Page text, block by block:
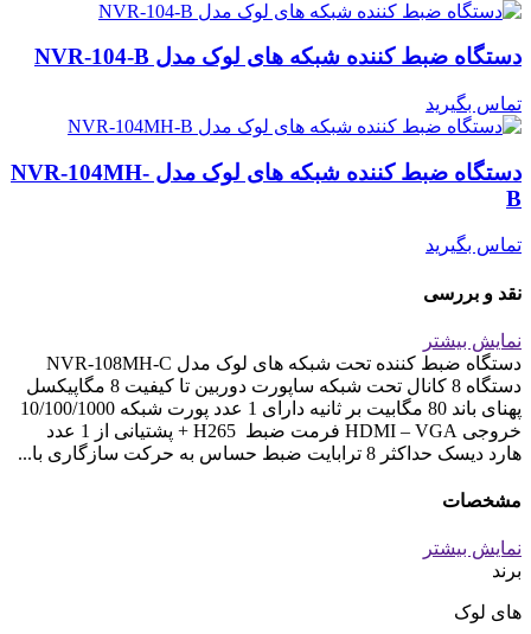
دستگاه ضبط کننده شبکه های لوک مدل NVR-104-B
تماس بگیرید
دستگاه ضبط کننده شبکه های لوک مدل NVR-104MH-
B
تماس بگیرید
نقد و بررسی
نمایش بیشتر
دستگاه ضبط کننده تحت شبکه های لوک مدل NVR-108MH-C
دستگاه 8 کانال تحت شبکه ساپورت دوربین تا کیفیت 8 مگاپیکسل
پهنای باند 80 مگابیت بر ثانیه دارای 1 عدد پورت شبکه 10/100/1000
خروجی HDMI – VGA فرمت ضبط H265 + پشتیانی از 1 عدد
هارد دیسک حداکثر 8 ترابایت ضبط حساس به حرکت سازگاری با...
مشخصات
نمایش بیشتر
برند
های لوک